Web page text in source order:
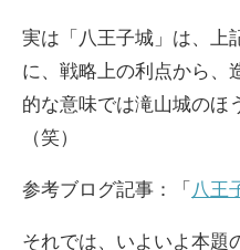
実は「八王子城」は、上
に、戦略上の利点から、
的な意味では滝山城のほ
（笑）
参考ブログ記事：「 八王
それでは、いよいよ本題